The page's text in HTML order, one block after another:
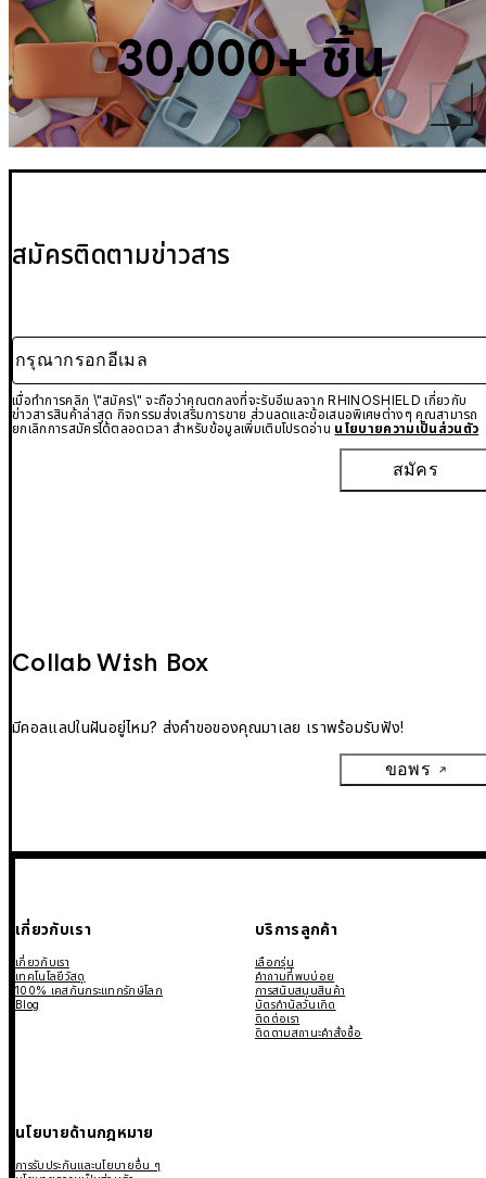
30,000+ ชิ้น
สมัครติดตามข่าวสาร
กรุณากรอกอีเมล
เมื่อทำการคลิก \"สมัคร\" จะถือว่าคุณตกลงที่จะรับอีเมลจาก RHINOSHIELD เกี่ยวกับ
ข่าวสารสินค้าล่าสุด กิจกรรมส่งเสริมการขาย ส่วนลดและข้อเสนอพิเศษต่างๆ คุณสามารถ
ยกเลิกการสมัครได้ตลอดเวลา สำหรับข้อมูลเพิ่มเติมโปรดอ่าน นโยบายความเป็นส่วนตัว
สมัคร
Collab Wish Box
มีคอลแลปในฝันอยู่ไหม? ส่งคำขอของคุณมาเลย เราพร้อมรับฟัง!
ขอพร
เกี่ยวกับเรา
เกี่ยวกับเรา
เทคโนโลยีวัสดุ
100% เคสกันกระแทกรักษ์โลก
Blog
บริการลูกค้า
เลือกรุ่น
คำถามที่พบบ่อย
การสนับสนุนสินค้า
บัตรกำนัลวันเกิด
ติดต่อเรา
ติดตามสถานะคำสั่งซื้อ
นโยบายด้านกฎหมาย
การรับประกันและนโยบายอื่น ๆ